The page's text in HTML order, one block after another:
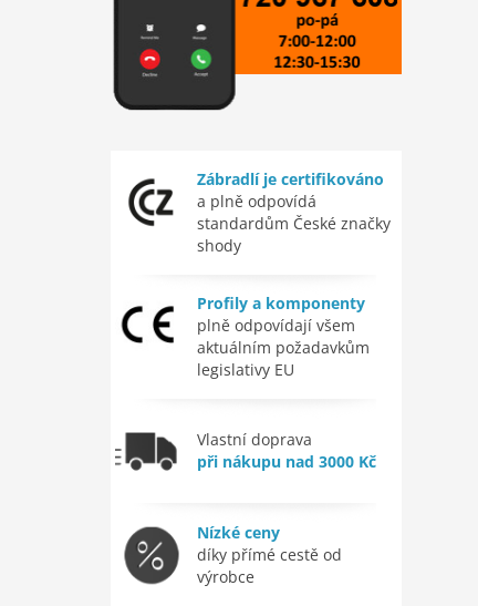
Zábradlí je certifikováno
a plně odpovídá
standardům České značky
shody
Profily a komponenty
plně odpovídají všem
aktuálním požadavkům
legislativy EU
Vlastní doprava
při nákupu nad 3000 Kč
Nízké ceny
díky přímé cestě od
výrobce